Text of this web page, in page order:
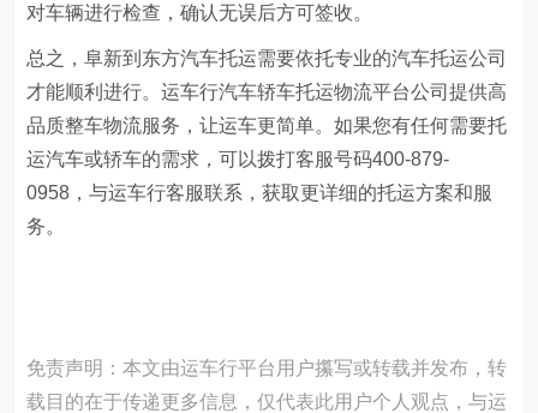
对车辆进行检查，确认无误后方可签收。
总之，阜新到东方汽车托运需要依托专业的汽车托运公司
才能顺利进行。运车行汽车轿车托运物流平台公司提供高
品质整车物流服务，让运车更简单。如果您有任何需要托
运汽车或轿车的需求，可以拨打客服号码400-879-
0958，与运车行客服联系，获取更详细的托运方案和服
务。
免责声明：本文由运车行平台用户攥写或转载并发布，转
载目的在于传递更多信息，仅代表此用户个人观点，与运